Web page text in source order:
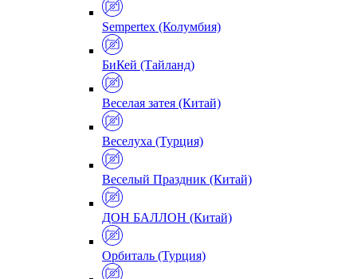
Sempertex (Колумбия)
БиКей (Тайланд)
Веселая затея (Китай)
Веселуха (Турция)
Веселый Праздник (Китай)
ДОН БАЛЛОН (Китай)
Орбиталь (Турция)